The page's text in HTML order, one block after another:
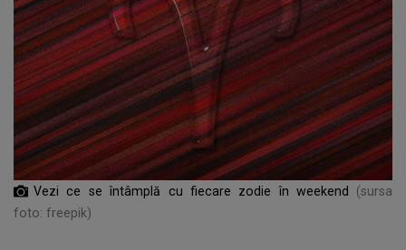
Vezi ce se întâmplă cu fiecare zodie în weekend
(sursa
foto: freepik)